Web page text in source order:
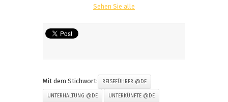
Sehen Sie alle
Mit dem Stichwort: REISEFÜHRER @DE
UNTERHALTUNG @DE UNTERKÜNFTE @DE